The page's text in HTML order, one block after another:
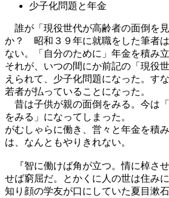
少子化問題と年金
誰が「現役世代が高齢者の面倒を
か？ 昭和３９年に就職をした筆者
ない。「自分のために」年金を積み
それが、いつの間にか前記の「現役
えられて、少子化問題になった。す
若者が払っていることになった。
昔は子供が親の面倒をみる。今は
をみる」になってしまった。
がむしゃらに働き、営々と年金を積
は、なんともやりきれない。
『智に働けば角が立つ。情に棹さ
せば窮屈だ。とかくに人の世は住み
知り顔の学友が口にしていた夏目漱